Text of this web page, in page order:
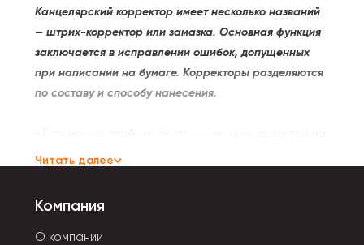
Канцелярский корректор имеет несколько названий
— штрих-корректор или замазка. Основная функция
заключается в исправлении ошибок, допущенных
при написании на бумаге. Корректоры разделяются
по составу и способу нанесения.
спиртовой основе. Корректор после нанесения на
флакона.
Читать далее
Компания
О компании